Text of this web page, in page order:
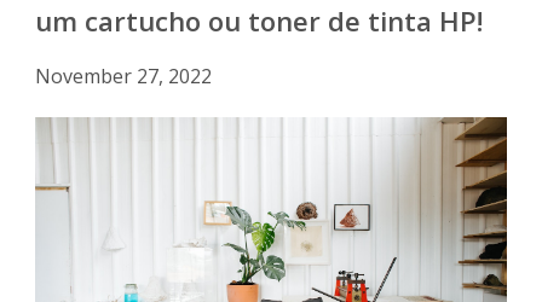
um cartucho ou toner de tinta HP!
November 27, 2022